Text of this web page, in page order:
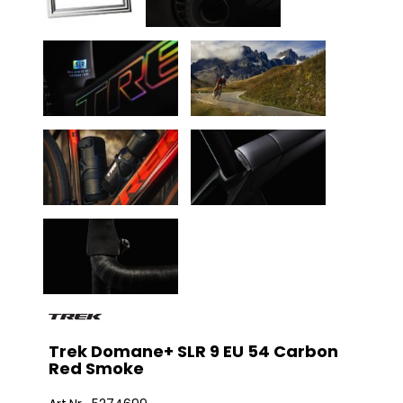
Trek Domane+ SLR 9 EU 54 Carbon
Red Smoke